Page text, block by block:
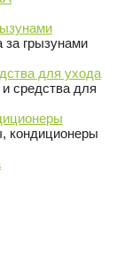
грызунами
для ухода
средства для
кондиционеры